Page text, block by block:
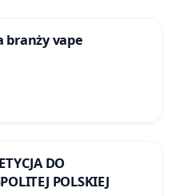
branży vape
DO
POLSKIEJ